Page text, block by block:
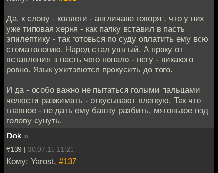
Да, к слову - коллеги - англичане говорят, что у них
уже типовая херня - как палку вставил в пасть
эпилептику - так готовься по суду оплатить ему всю
стоматологию. Народ стал ушлый. А проку от
вставления в пасть чего попало - нету - никакого
ровно. Язык ухитряются прокусить до того.
И да - особо важно не пытаться голыми пальцами
челюсти разжимать - откусывают влегкую. Так что
главное - не дать ему башку разбить, мягонькое под
голову сунуть.
Dok »
#139 | 30.07.15 11:23
Кому: Yarost, #137